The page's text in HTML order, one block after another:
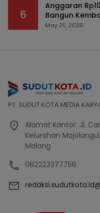
6
Anggaran
Bangun
Bencana
May 25, 2026
PT. SUDUT KOTA MEDIA
Alamat Kantor: Jl.
Kelurahan
Malang
082223377756